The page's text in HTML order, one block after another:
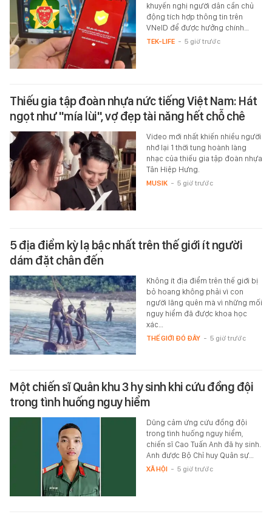
khuyến nghị người dân cần chủ
động tích hợp thông tin trên
VNeID để được hưởng chính…
TEK-LIFE - 5 giờ trước
Thiếu gia tập đoàn nhựa nức tiếng Việt Nam: Hát
ngọt như "mía lùi", vợ đẹp tài năng hết chỗ chê
Video mới nhất khiến nhiều người
nhớ lại 1 thời tung hoành làng
nhạc của thiếu gia tập đoàn nhựa
Tân Hiệp Hưng.
MUSIK - 5 giờ trước
5 địa điểm kỳ lạ bậc nhất trên thế giới ít người
dám đặt chân đến
Không ít địa điểm trên thế giới bị
bỏ hoang không phải vì con
người lãng quên mà vì những mối
nguy hiểm đã được khoa học
xác…
THẾ GIỚI ĐÓ ĐÂY - 5 giờ trước
Một chiến sĩ Quân khu 3 hy sinh khi cứu đồng đội
trong tình huống nguy hiểm
Dũng cảm ứng cứu đồng đội
trong tình huống nguy hiểm,
chiến sĩ Cao Tuấn Anh đã hy sinh.
Anh được Bộ Chỉ huy Quân sự…
XÃ HỘI - 5 giờ trước